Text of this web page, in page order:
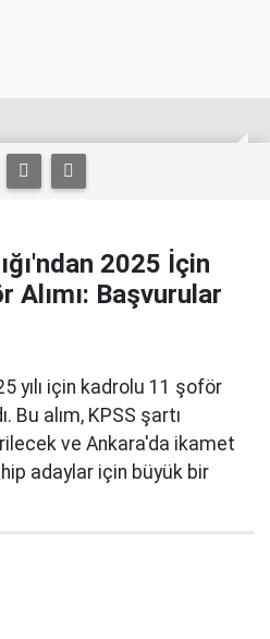
2025 İçin
Alımı: Başvurular
yılı için kadrolu 11 şoför
Bu alım, KPSS şartı
ve Ankara'da ikamet
adaylar için büyük bir